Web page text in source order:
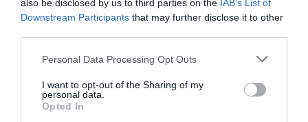
also be disclosed by us to third parties on the IAB’s List of
Downstream Participants that may further disclose it to other
Please note that this website/app uses one or more Google
not limited to your visit or usage behaviour. You may click to
grant or deny consent to Google and its third-party tags to
use your data for below specified purposes in below Google
Personal Data Processing Opt Outs
I want to opt-out of the Sharing of my
personal data.
Opted In
agresorvalstis
Latvijas Volejbola federācija neklusē:
nav apspriests ar nacionālajām